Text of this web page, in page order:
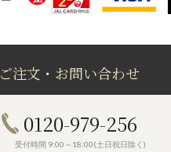
ご注文・お問い合わせ
0120-979-256
受付時間 9:00～18:00(土日祝日除く)